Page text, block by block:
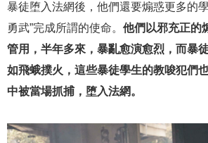
暴徒堕入法網後，他們還要煽惑更多的學
勇武”完成所謂的使命。 他們以邪充正的
管用，半年多來，暴亂愈演愈烈，而暴
如飛蛾撲火，這些暴徒學生的教唆犯們
中被當場抓捕，堕入法網。